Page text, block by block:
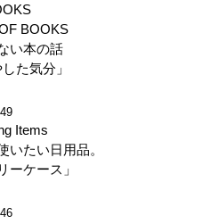
BOOKS
い本の話
た気分」
Items
いたい日用品。
ーケース」